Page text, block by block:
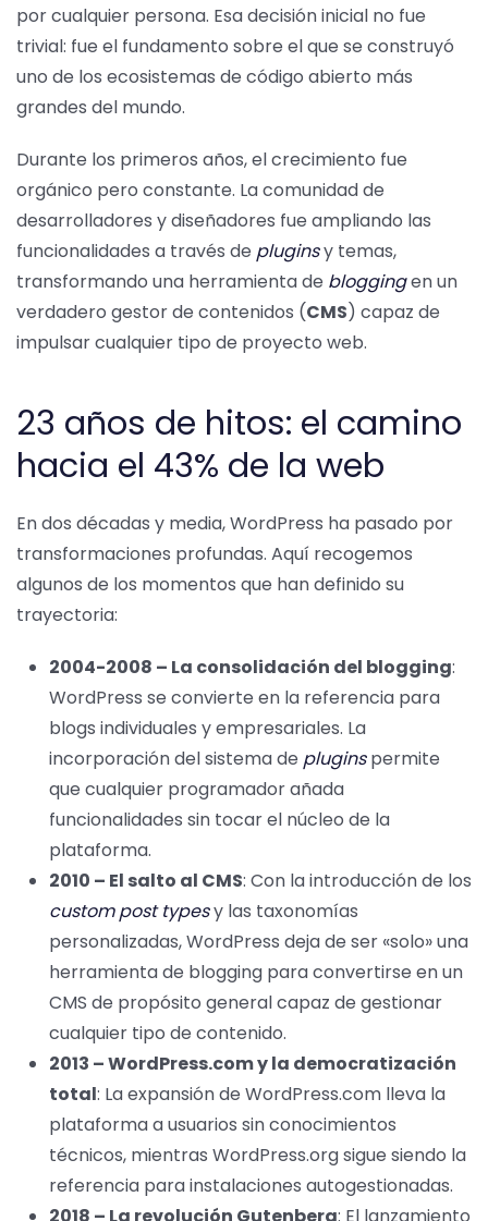
por cualquier persona. Esa decisión inicial no fue
trivial: fue el fundamento sobre el que se construyó
uno de los ecosistemas de código abierto más
grandes del mundo.
Durante los primeros años, el crecimiento fue
orgánico pero constante. La comunidad de
desarrolladores y diseñadores fue ampliando las
funcionalidades a través de pluginsy temas,
transformando una herramienta de bloggingen un
verdadero gestor de contenidos (CMS) capaz de
impulsar cualquier tipo de proyecto web.
23 años de hitos: el camino
hacia el 43% de la web
En dos décadas y media, WordPress ha pasado por
transformaciones profundas. Aquí recogemos
algunos de los momentos que han definido su
trayectoria:
2004-2008 – La consolidación del blogging:
WordPress se convierte en la referencia para
blogs individuales y empresariales. La
incorporación del sistema de pluginspermite
que cualquier programador añada
funcionalidades sin tocar el núcleo de la
plataforma.
2010 – El salto al CMS: Con la introducción de los
custom post typesy las taxonomías
personalizadas, WordPress deja de ser «solo» una
herramienta de blogging para convertirse en un
CMS de propósito general capaz de gestionar
cualquier tipo de contenido.
2013 – WordPress.com y la democratización
total: La expansión de WordPress.com lleva la
plataforma a usuarios sin conocimientos
técnicos, mientras WordPress.org sigue siendo la
referencia para instalaciones autogestionadas.